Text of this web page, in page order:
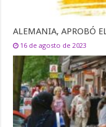
ALEMANIA, APROBÓ
16 de agosto de 2023